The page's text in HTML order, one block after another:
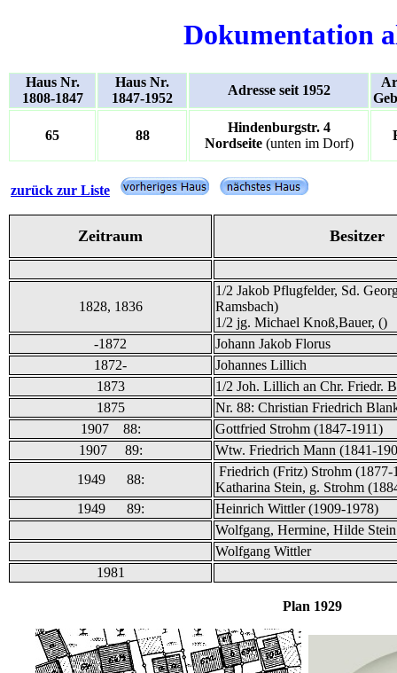
Dokumentation
Haus Nr.
1808-1847
Haus Nr.
1847-1952
Adresse seit 1952
65 88
Hindenburgstr. 4
Nordseite (unten im Dorf)
zurück zur Liste
Zeitraum Besitzer
1828, 1836
1/2 Jakob Pflugfelder, Sd.
Ramsbach)
1/2 jg. Michael Knoß,Bauer, ()
-1872
Johann Jakob Florus
1872-
Johannes Lillich
1873
1/2 Joh. Lillich an Chr. Friedr.
1875
Nr. 88: Christian Friedrich
1907 88:
Gottfried Strohm (1847-1911)
1907 89:
Wtw. Friedrich Mann (1841-
1949 88:
Friedrich (Fritz) Strohm (1877-
Katharina Stein, g. Strohm
1949 89:
Heinrich Wittler (1909-1978)
Wolfgang, Hermine, Hilde Stein
Wolfgang Wittler
1981
Plan